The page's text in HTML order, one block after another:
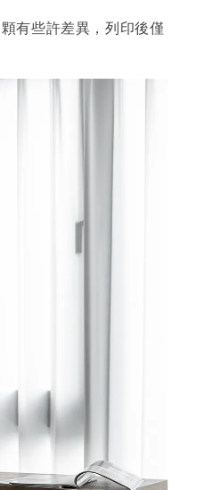
有些許差異，列印後僅